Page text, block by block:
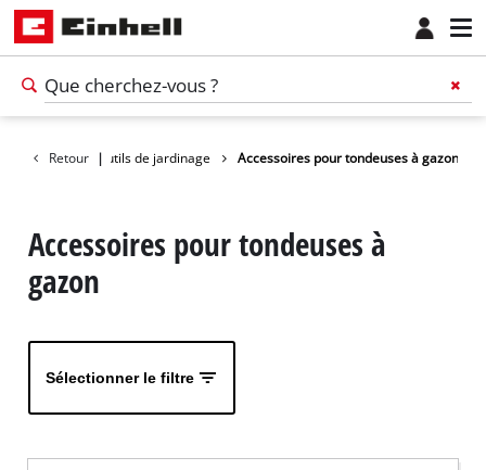
Retour |
pour les outils de jardinage Accessoires pour tondeuses à gazon
Accessoires pour tondeuses à
gazon
Sélectionner le filtre